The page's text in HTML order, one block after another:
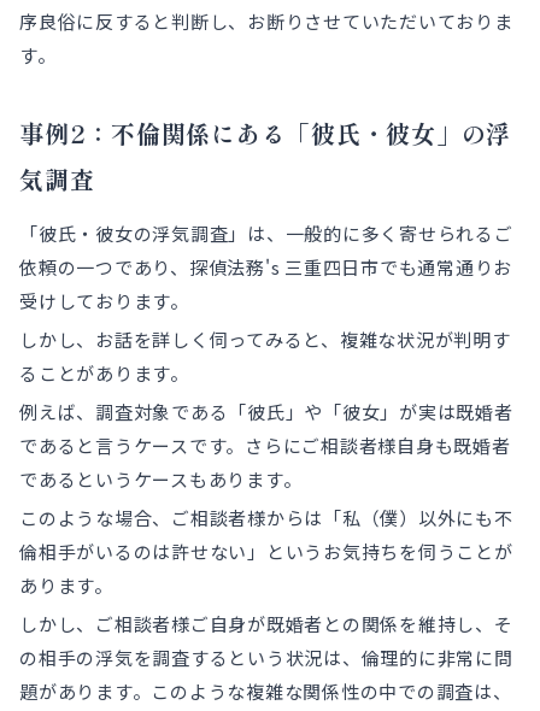
序良俗に反すると判断し、お断りさせていただいておりま
す。
事例2：不倫関係にある「彼氏・彼女」の浮
気調査
「彼氏・彼女の浮気調査」は、一般的に多く寄せられるご
依頼の一つであり、探偵法務's 三重四日市でも通常通りお
受けしております。
しかし、お話を詳しく伺ってみると、複雑な状況が判明す
ることがあります。
例えば、調査対象である「彼氏」や「彼女」が実は既婚者
であると言うケースです。さらにご相談者様自身も既婚者
であるというケースもあります。
このような場合、ご相談者様からは「私（僕）以外にも不
倫相手がいるのは許せない」というお気持ちを伺うことが
あります。
しかし、ご相談者様ご自身が既婚者との関係を維持し、そ
の相手の浮気を調査するという状況は、倫理的に非常に問
題があります。このような複雑な関係性の中での調査は、